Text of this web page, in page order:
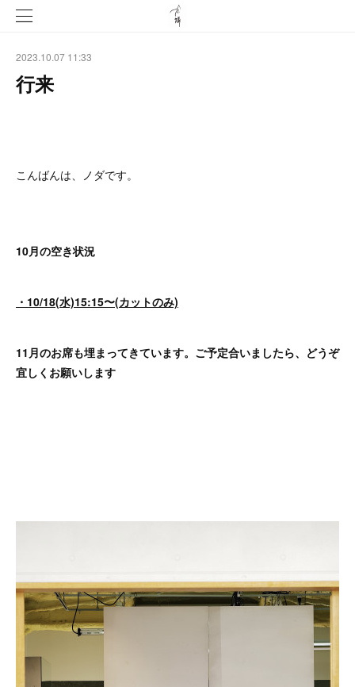
2023.10.07 11:33
行来
こんばんは、ノダです。
10月の空き状況
・10/18(水)15:15〜(カットのみ)
11月のお席も埋まってきています。ご予定合いましたら、どうぞ
宜しくお願いします